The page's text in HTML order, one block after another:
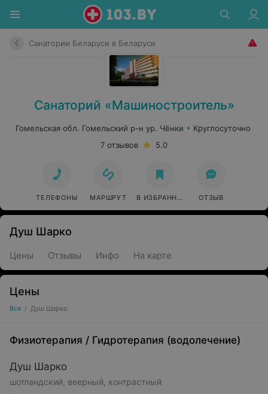
Санатории Беларуси в Беларуси
Санаторий «Машиностроитель»
Гомельская обл. Гомельский р-н ур. Чёнки
Круглосуточно
7 отзывов
5.0
ТЕЛЕФОНЫ МАРШРУТ В ИЗБРАННОЕ ОТЗЫВ
Душ Шарко
Цены Отзывы Инфо На карте
Цены
Все / Душ Шарко
Физиотерапия / Гидротерапия (водолечение)
Душ Шарко
шотландский, веерный, контрастный